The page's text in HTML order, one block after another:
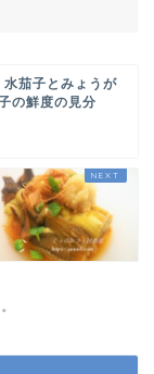
茄子とみょうが
の鮮度の見分